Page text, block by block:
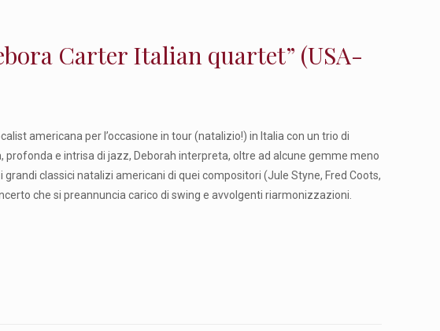
Carter Italian quartet” (USA-
americana per l’occasione in tour (natalizio!) in Italia con un trio di
e intrisa di jazz, Deborah interpreta, oltre ad alcune gemme meno
classici natalizi americani di quei compositori (Jule Styne, Fred Coots,
che si preannuncia carico di swing e avvolgenti riarmonizzazioni.